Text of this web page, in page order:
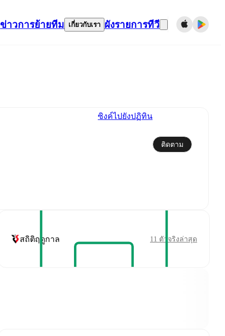
ข่าวการย้ายทีม เกี่ยวกับเรา ผังรายการทีวี
ซิงค์ไปยังปฏิทิน
ติดตาม
สถิติฤดูกาล 11 ตัวจริงล่าสุด